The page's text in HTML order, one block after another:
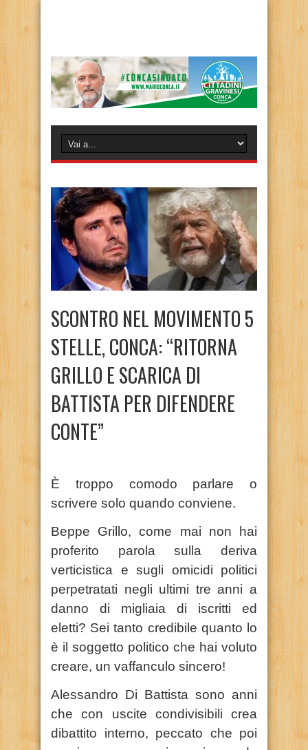
SCONTRO NEL MOVIMENTO 5
STELLE, CONCA: “RITORNA
GRILLO E SCARICA DI
BATTISTA PER DIFENDERE
CONTE”
È troppo comodo parlare o
scrivere solo quando conviene.
Beppe Grillo, come mai non hai
proferito parola sulla deriva
verticistica e sugli omicidi politici
perpetratati negli ultimi tre anni a
danno di migliaia di iscritti ed
eletti? Sei tanto credibile quanto lo
è il soggetto politico che hai voluto
creare, un vaffanculo sincero!
Alessandro Di Battista sono anni
che con uscite condivisibili crea
dibattito interno, peccato che poi